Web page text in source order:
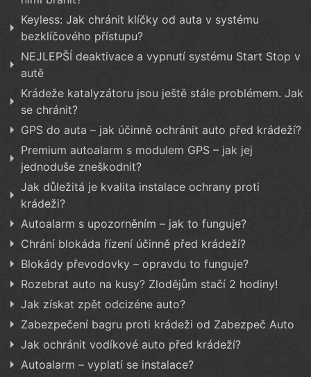
Keyless: Jak chránit klíčky od auta v systému
bezklíčového přístupu?
NEJLEPŠÍ deaktivace a vypnutí systému Start Stop v
autě
Krádeže katalyzátoru jsou ještě stále problémem. Jak
se chránit?
GPS do auta – jak účinně ochránit auto před krádeží?
Premium autoalarm s modulem GPS – jak jej
jednoduše zneškodnit?
Jak důležitá je kvalita instalace ochrany proti
krádeži?
Autoalarm s upozorněním – jak to funguje?
Chrání blokáda řízení účinně před krádeží?
Blokády převodovky – opravdu to funguje?
Rozebrat auto na kusy? Zlodějům stačí 2 hodiny!
Jak získat zpět odcizéne auto?
Zabezpečení bagru proti krádeži od Zabezpeč Auto
Jak ochránit vodíkové auto před krádeží?
Autoalarm – vyplatí se instalace?